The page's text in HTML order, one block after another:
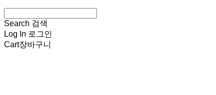
Search 검색
Log In 로그인
Cart장바구니